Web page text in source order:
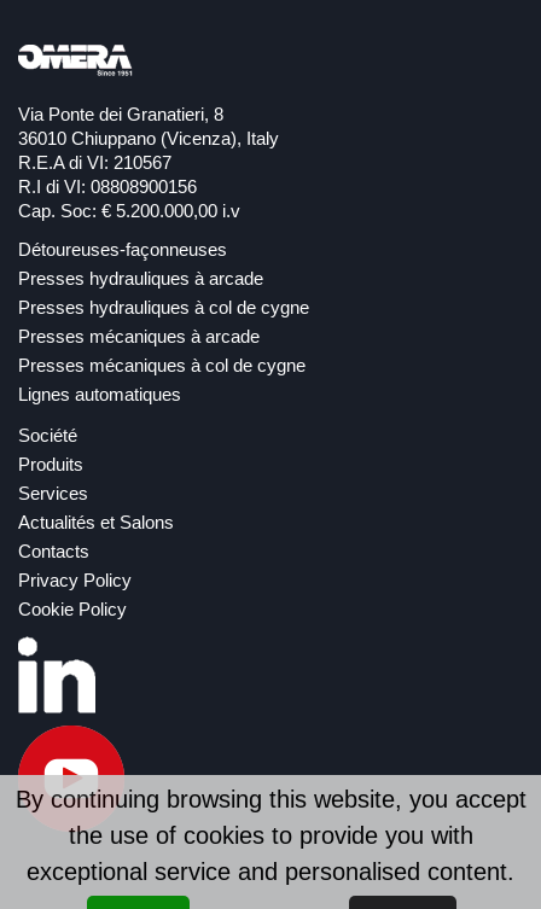
Via Ponte dei Granatieri, 8
36010 Chiuppano (Vicenza), Italy
R.E.A di VI: 210567
R.I di VI: 08808900156
Cap. Soc: € 5.200.000,00 i.v
Détoureuses-façonneuses
Presses hydrauliques à arcade
Presses hydrauliques à col de cygne
Presses mécaniques à arcade
Presses mécaniques à col de cygne
Lignes automatiques
Société
Produits
Services
Actualités et Salons
Contacts
Privacy Policy
Cookie Policy
By continuing browsing this website, you accept
the use of cookies to provide you with
exceptional service and personalised content.